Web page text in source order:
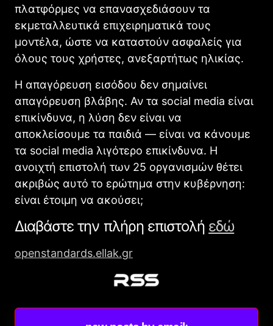
πλατφόρμες να επανασχεδιάσουν τα
εκμεταλλευτικά επιχειρηματικά τους
μοντέλα, ώστε να καταστούν ασφαλείς για
όλους τους χρήστες, ανεξαρτήτως ηλικίας.
Η απαγόρευση εισόδου δεν σημαίνει
απαγόρευση βλάβης. Αν τα social media είναι
επικίνδυνα, η λύση δεν είναι να
αποκλείσουμε τα παιδιά — είναι να κάνουμε
τα social media λιγότερο επικίνδυνα. Η
ανοιχτή επιστολή των 25 οργανισμών θέτει
ακριβώς αυτό το ερώτημα στην κυβέρνηση:
είναι έτοιμη να ακούσει;
Διαβάστε την πλήρη επιστολή εδώ
openstandards.ellak.gr